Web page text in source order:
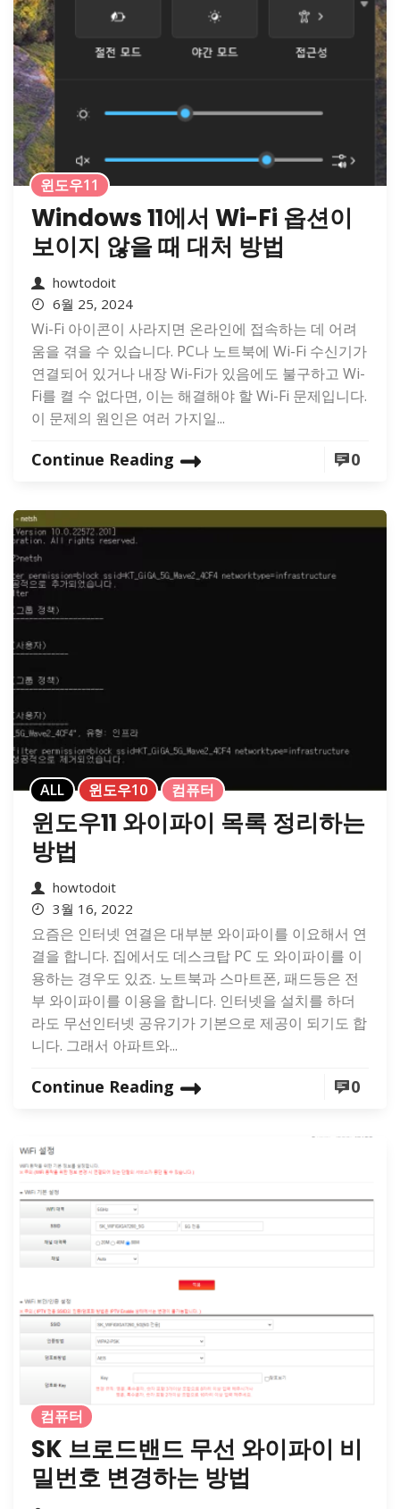
윈도우11
Windows 11에서 Wi-Fi 옵션이
보이지 않을 때 대처 방법
howtodoit
6월 25, 2024
Wi-Fi 아이콘이 사라지면 온라인에 접속하는 데 어려
움을 겪을 수 있습니다. PC나 노트북에 Wi-Fi 수신기가
연결되어 있거나 내장 Wi-Fi가 있음에도 불구하고 Wi-
Fi를 켤 수 없다면, 이는 해결해야 할 Wi-Fi 문제입니다.
이 문제의 원인은 여러 가지일...
Continue Reading 0
ALL 윈도우10 컴퓨터
윈도우11 와이파이 목록 정리하는
방법
howtodoit
3월 16, 2022
요즘은 인터넷 연결은 대부분 와이파이를 이요해서 연
결을 합니다. 집에서도 데스크탑 PC 도 와이파이를 이
용하는 경우도 있죠. 노트북과 스마트폰, 패드등은 전
부 와이파이를 이용을 합니다. 인터넷을 설치를 하더
라도 무선인터넷 공유기가 기본으로 제공이 되기도 합
니다. 그래서 아파트와...
Continue Reading 0
컴퓨터
SK 브로드밴드 무선 와이파이 비
밀번호 변경하는 방법